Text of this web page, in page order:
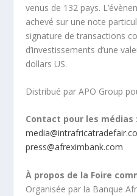
venus de 132 pays.
achevé sur une note
signature de transactions
d’investissements d’une
dollars US.
Distribué par APO Group
Contact pour les médias :
press@afreximbank.com
À propos de la Foire
Organisée par la Banque